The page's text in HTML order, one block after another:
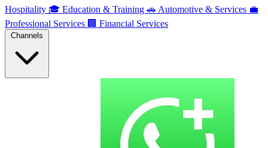
Hospitality 🎓 Education & Training 🚗 Automotive & Services 💼
Professional Services 🏢 Financial Services